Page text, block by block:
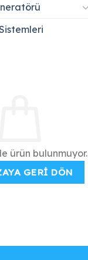
ürün bulunmuyor.
GERI DÖN